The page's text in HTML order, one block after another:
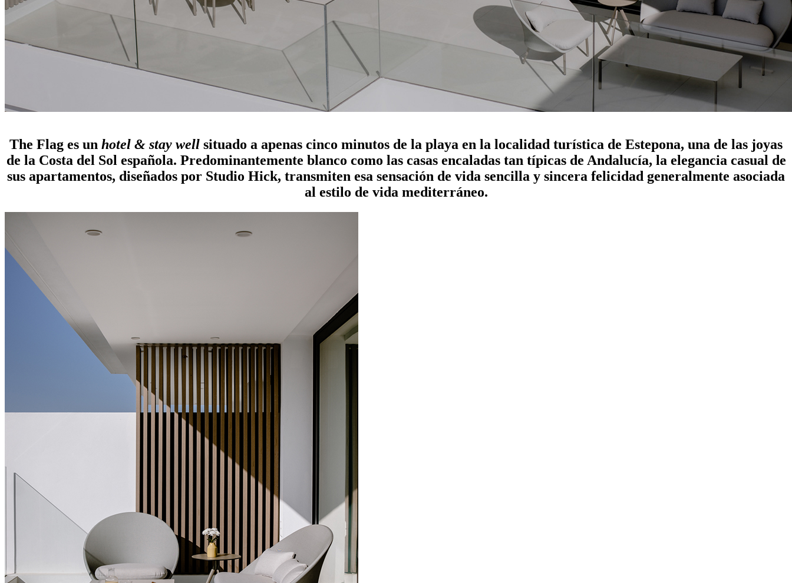
The Flag es un hotel & stay well situado a apenas cinco minutos de la playa en la localidad turística de Estepona, una de las joyas
de la Costa del Sol española. Predominantemente blanco como las casas encaladas tan típicas de Andalucía, la elegancia casual de
sus apartamentos, diseñados por Studio Hick, transmiten esa sensación de vida sencilla y sincera felicidad generalmente asociada
al estilo de vida mediterráneo.